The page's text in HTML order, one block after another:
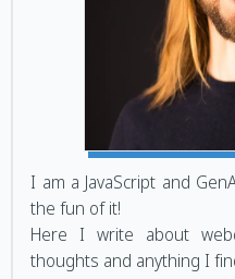
I am a JavaScript and
the fun of it!
Here I write about
thoughts and anything I